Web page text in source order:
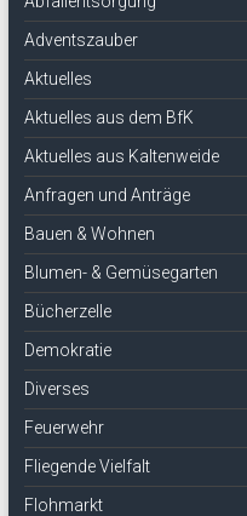
Adventszauber
Aktuelles
Aktuelles aus dem BfK
Aktuelles aus Kaltenweide
Anfragen und Anträge
Bauen & Wohnen
Blumen- & Gemüsegarten
Bücherzelle
Demokratie
Diverses
Feuerwehr
Fliegende Vielfalt
Flohmarkt